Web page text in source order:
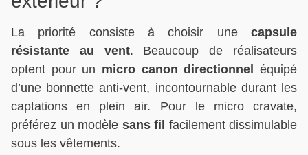
La priorité consiste à choisir une capsule
résistante au vent. Beaucoup de réalisateurs
optent pour un micro canon directionnel équipé
d’une bonnette anti-vent, incontournable durant les
captations en plein air. Pour le micro cravate,
préférez un modèle sans fil facilement dissimulable
sous les vêtements.